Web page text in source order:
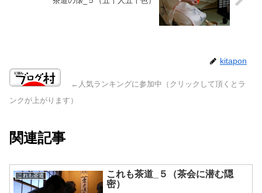
kitapon
←人気ランキングに参加中（クリックして頂くとラ
ンクが上がります）
関連記事
これも茶道
これも茶道_５（茶会に潜む隠
密）